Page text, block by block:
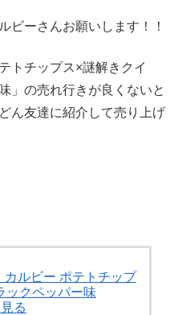
ビーさんお願いします！！
トチップス×謎解きクイ
」の売れ行きが良くないと
ん友達に紹介して売り上げ
ルビー ポテトチップ
ックペッパー味
る